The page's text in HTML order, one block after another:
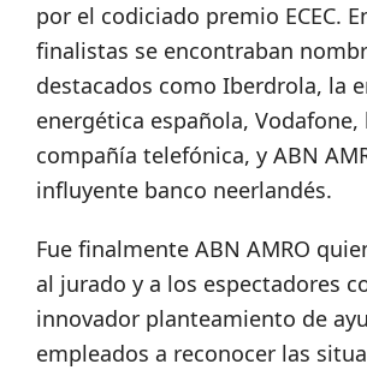
por el codiciado premio ECEC.
finalistas se encontraban
destacados como Iberdrola, la
energética española, Vodafone,
compañía telefónica, y ABN
influyente banco neerlandés.
Fue finalmente ABN AMRO
al jurado y a los espectadores
innovador planteamiento de
empleados a reconocer las